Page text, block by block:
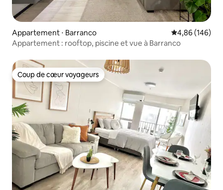
Appartement ⋅ Barranco Évaluation
4,86 (146)
Appartement : rooftop, piscine et vue à Barranco
Coup de cœur voyageurs
Coup de cœur voyageurs